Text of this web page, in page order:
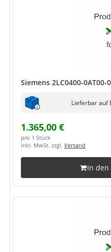
Siemens 2LC0400-0AT00-
Lieferbar auf
1.365,00 €
pro 1 Stück
inkl. MwSt. zzgl. Versand
In den